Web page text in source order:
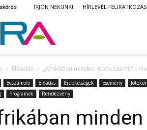
ÍRJON NEKÜNK! HÍRLEVÉL FELIRATKOZÁS
Előadás „Afrikában minden lépés számít” –
Beszámoló Előadás Érdekességek Esemény
Programok Rendezvény